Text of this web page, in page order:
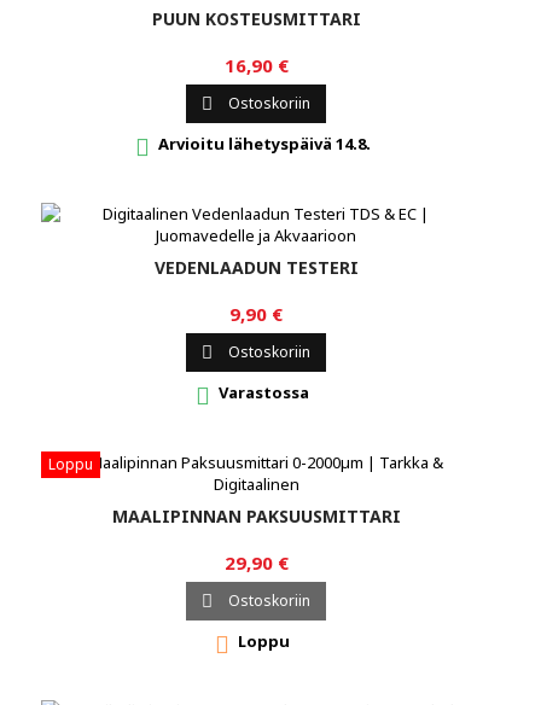
PUUN KOSTEUSMITTARI
16,90 €
 Ostoskoriin
 Arvioitu lähetyspäivä 14.8.
VEDENLAADUN TESTERI
9,90 €
 Ostoskoriin
 Varastossa
Loppu
MAALIPINNAN PAKSUUSMITTARI
29,90 €
 Ostoskoriin
 Loppu